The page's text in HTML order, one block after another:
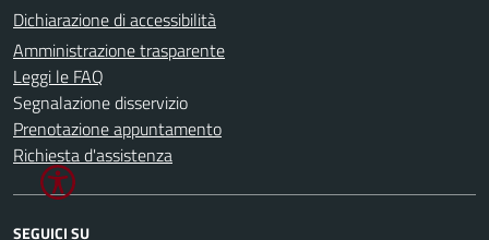
Dichiarazione di accessibilità
Amministrazione trasparente
Leggi le FAQ
Segnalazione disservizio
Prenotazione appuntamento
Richiesta d'assistenza
SEGUICI SU